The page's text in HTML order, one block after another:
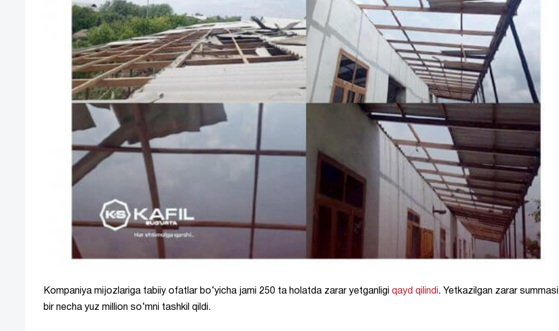
Kompaniya mijozlariga tabiiy ofatlar bo‘yicha jami 250 ta holatda zarar yetganligi qayd qilindi. Yetkazilgan zarar summasi
bir necha yuz million so‘mni tashkil qildi.